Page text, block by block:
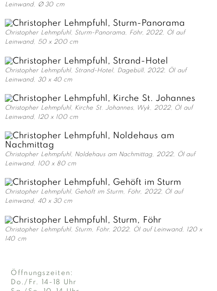
Leinwand, Ø 30 cm
Christopher Lehmpfuhl, Sturm-Panorama, Föhr, 2022, Öl auf
Leinwand, 50 x 200 cm
Christopher Lehmpfuhl, Strand-Hotel, Dagebüll, 2022, Öl auf
Leinwand, 30 x 40 cm
Christopher Lehmpfuhl, Kirche St. Johannes, Wyk, 2022, Öl auf
Leinwand, 120 x 100 cm
Christopher Lehmpfuhl, Noldehaus am Nachmittag, 2022, Öl auf
Leinwand, 100 x 80 cm
Christopher Lehmpfuhl, Gehöft im Sturm, Föhr, 2022, Öl auf
Leinwand, 40 x 30 cm
Christopher Lehmpfuhl, Sturm, Föhr, 2022, Öl auf Leinwand, 120 x
140 cm
Öffnungszeiten:
Do./Fr. 14-18 Uhr